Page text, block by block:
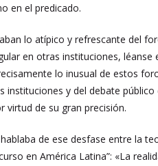
en el predicado.
lo atípico y refrescante del
en otras instituciones, léanse
lo inusual de estos
y del debate
virtud de su gran precisión.
de ese desfase entre la
en América Latina”: «La